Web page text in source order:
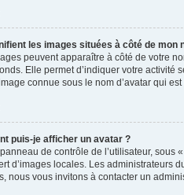
les images situées à côté de mon
peuvent apparaître à côté de votre
Elle permet d’indiquer votre activité
connue sous le nom d’avatar qui
puis-je afficher un avatar ?
de contrôle de l’utilisateur, sous
d’images locales. Les administrateurs
nous vous invitons à contacter un